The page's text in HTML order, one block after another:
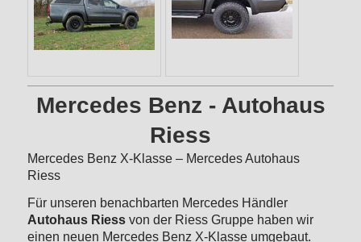
Mercedes Benz - Autohaus
Riess
Mercedes Benz X-Klasse – Mercedes Autohaus
Riess
Für unseren benachbarten Mercedes Händler
Autohaus Riess von der Riess Gruppe haben wir
einen neuen Mercedes Benz X-Klasse umgebaut.